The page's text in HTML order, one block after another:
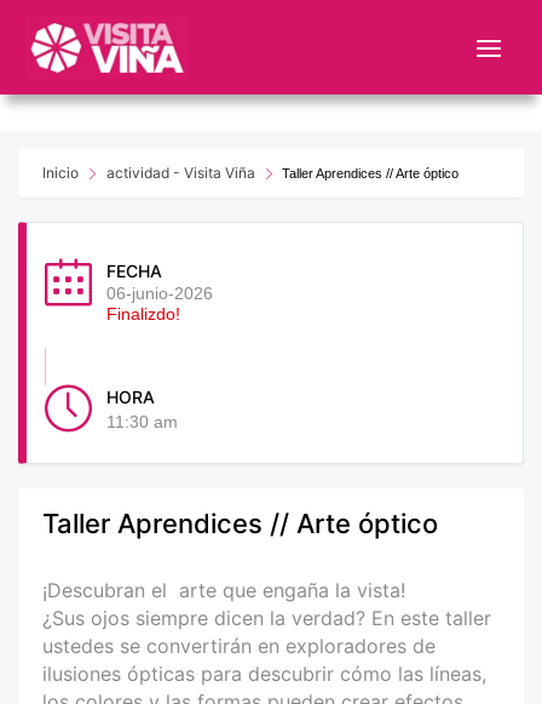
este
web
sistemaInicio actividad - Visita Viña Taller Aprendices // Arte óptico
FECHA
06-junio-2026
Finalizdo!
HORA
11:30 am
Taller Aprendices // Arte óptico
¡Descubran el arte que engaña la vista!
¿Sus ojos siempre dicen la verdad? En este taller
ustedes se convertirán en exploradores de
ilusiones ópticas para descubrir cómo las líneas,